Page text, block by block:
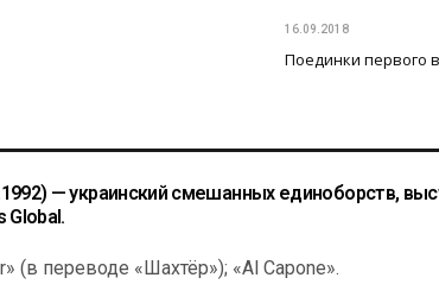
16.09.2018
Поединки первого
— украинский смешанных единоборств,
Global.
(в переводе «Шахтёр»); «Al Capone».